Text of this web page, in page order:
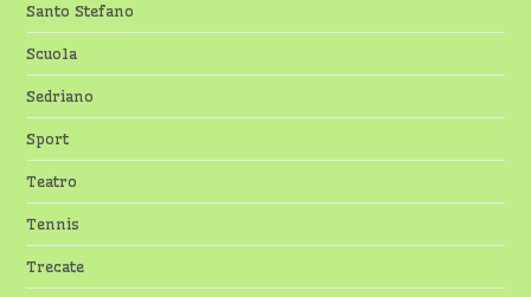
Santo Stefano
Scuola
Sedriano
Sport
Teatro
Tennis
Trecate